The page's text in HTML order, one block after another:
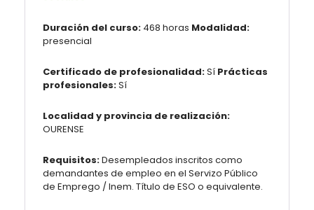
Duración del curso: 468 horas Modalidad:
presencial
Certificado de profesionalidad:Sí Prácticas
profesionales:Sí
Localidad y provincia de realización:
OURENSE
Requisitos:Desempleados inscritos como
demandantes de empleo en el Servizo Público
de Emprego / Inem. Título de ESO o equivalente.